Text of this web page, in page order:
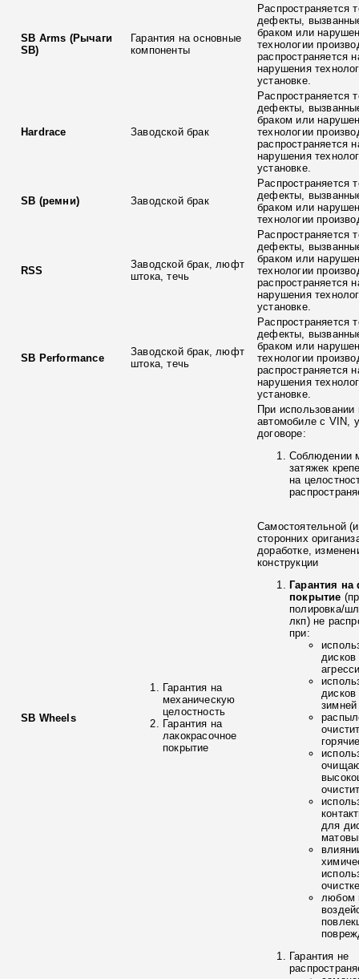
SB Arms (Рычаги
SB)
Гарантия на основные
компоненты
Распространяется
дефекты,
браком или
технологии
распространяется
нарушения
установке.
Hardrace Заводской брак
Распространяется
дефекты,
браком или
технологии
распространяется
нарушения
установке.
SB (ремни) Заводской брак
Распространяется
дефекты,
браком или
технологии
RSS
Заводской брак, люфт
штока, течь
Распространяется
дефекты,
браком или
технологии
распространяется
нарушения
установке.
SB Performance
Заводской брак, люфт
штока, течь
Распространяется
дефекты,
браком или
технологии
распространяется
нарушения
установке.
SB Wheels
Гарантия на
механическую
целостность
Гарантия на
лакокрасочное
покрытие
При использовании
автомобиле с VIN,
договоре:
Соблюдении
затяжек
на
Самостоятельной
сторонних
доработке,
конструкции
Гарантия
покрытие
полировка/
лкп) не
при:
зимней
для
любом
Гарантия не